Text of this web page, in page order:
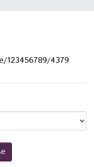
123456789/4379
by Title